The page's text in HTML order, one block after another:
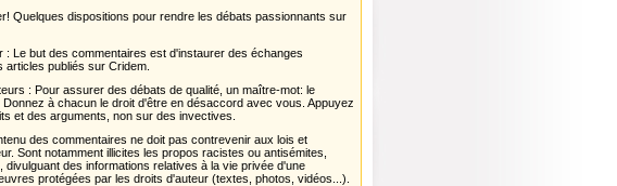
Quelques dispositions pour rendre les débats passionnants sur
: Le but des commentaires est d'instaurer des échanges
publiés sur Cridem.
: Pour assurer des débats de qualité, un maître-mot: le
à chacun le droit d'être en désaccord avec vous. Appuyez
et des arguments, non sur des invectives.
des commentaires ne doit pas contrevenir aux lois et
Sont notamment illicites les propos racistes ou antisémites,
divulguant des informations relatives à la vie privée d'une
protégées par les droits d'auteur (textes, photos, vidéos...).